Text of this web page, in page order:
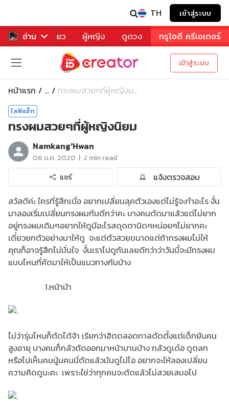
TH เข้าสู่ระบบ
อ่าน
หาร ท่องเที่ยว ผู้หญิง ดูดวง ทรูไอดี ครีเอเตอร์
เข้าสู่ระบบ
หน้าแรก ... ทรงผมสวยๆที่ผู้หญิงน...
ไลฟ์แฮ็ก
ทรงผมสวยๆที่ผู้หญิงนิยม
Namkang'Hwan
06 ม.ค. 2020 | 2 min read
แชร์
แจ้งตรวจสอบ
สวัสดีค่ะ ใครที่รู้สึกเบื่อ อยากเปลี่ยนลุคตัวเองแต่ไม่รู้จะทำอะไร งั้น
มาลองเริ่มเปลี่ยนทรงผมกันดีกว่าคะ บางคนตัดมาแล้วแต่ไม่ยาก
อยู่ทรงผมเดิมๆอยากให้ดูมีอะไรสดุดตานิดๆหน่อยๆไม่ยากคะ
เดี๋ยวยกตัวอย่างมาให้ดู จะแต่ตัวสวยขนาดแต่ถ้าทรงผมไม่ให้
คุณก็อาจรู้สึกไม่มั่นใจ งั้นเราไปดูกันเลยดีกว่าว่าวันนี้จะมีทรงผม
แบบไหนที่คัดมาให้เป็นแนวทางกันบ้าง
1.หน้าม้า
ไม่ว่ารุ่นไหนก็ตัดได้จ้า เรียกว่าฮิตตลอดกาลตัดตั้งแต่เด็กยันคน
สูงอายุ บางคนก็กลัวตัดออกมาหน้าบานบ้าง กลัวดูเด๋อ ดูตลก
หรือไปเห็นคนนู้นคนนี่ตัดแล้วมันดูไม่โอ อยากจะให้ลองเปลี่ยน
ความคิดดูนะคะ เพราะใช่ว่าทุกคนจะตัดแล้วไม่สวยเสมอไป